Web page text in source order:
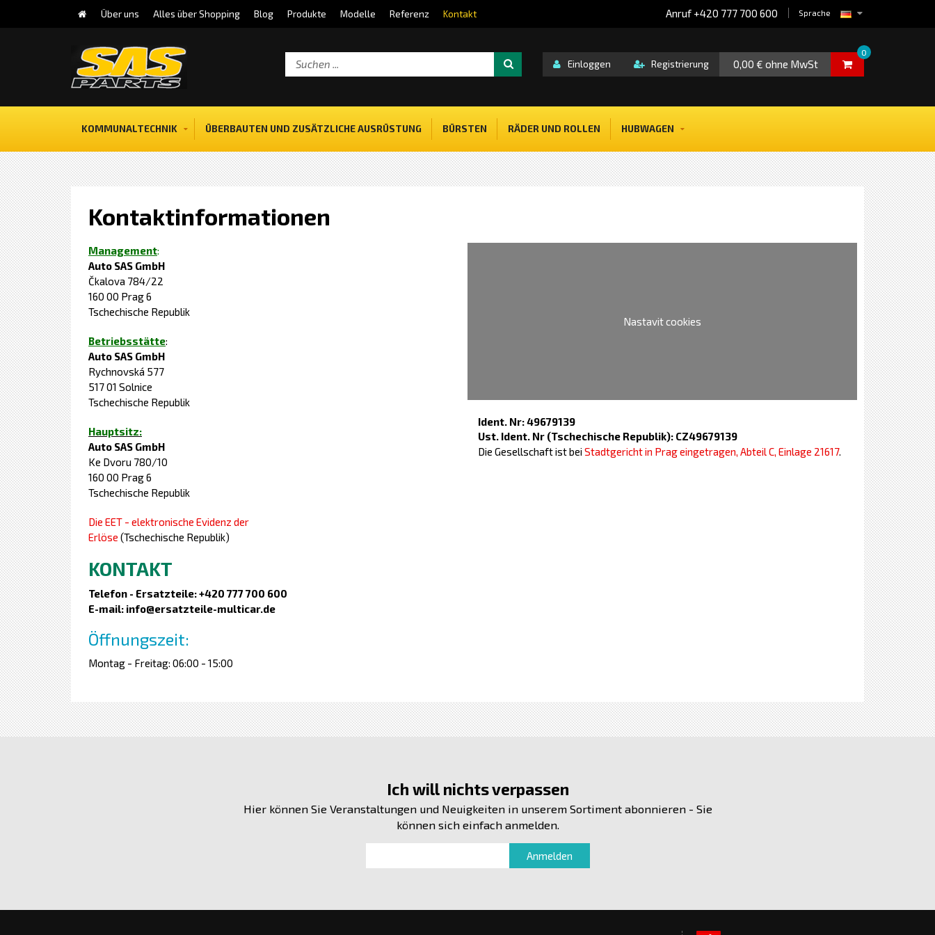
Über uns Alles über Shopping Blog Produkte Modelle Referenz Kontakt Sprache
Anruf +420 777 700 600
0,00 € ohne MwSt
0
Einloggen Registrierung
KOMMUNALTECHNIK ÜBERBAUTEN UND ZUSÄTZLICHE AUSRÜSTUNG BÜRSTEN RÄDER UND ROLLEN HUBWAGEN
Kontaktinformationen
Management:
Auto SAS GmbH
Čkalova 784/22
160 00 Prag 6
Tschechische Republik
Betriebsstätte:
Auto SAS GmbH
Rychnovská 577
517 01 Solnice
Tschechische Republik
Hauptsitz:
Auto SAS GmbH
Ke Dvoru 780/10
160 00 Prag 6
Tschechische Republik
Die EET - elektronische Evidenz der
Erlöse (Tschechische Republik)
Nastavit cookies
Ident. Nr: 49679139
Ust. Ident. Nr (Tschechische Republik): CZ49679139
Die Gesellschaft ist bei Stadtgericht in Prag eingetragen, Abteil C, Einlage 21617.
KONTAKT
Telefon - Ersatzteile: +420 777 700 600
E-mail: info@ersatzteile-multicar.de
Öffnungszeit:
Montag - Freitag: 06:00 - 15:00
Ich will nichts verpassen
Hier können Sie Veranstaltungen und Neuigkeiten in unserem Sortiment abonnieren - Sie
können sich einfach anmelden.